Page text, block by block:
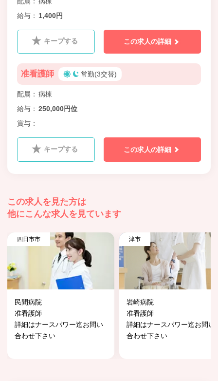
給与
1,400円
キープする この求人の詳細
准看護師 常勤(3交替)
配属
病棟
給与
250,000円位
賞与
キープする この求人の詳細
この求人を見た方は
他にこんな求人を見ています
四日市市
民間病院
准看護師
詳細はナースパワー迄お問い
合わせ下さい
津市
岩崎病院
准看護師
詳細はナースパワー迄お問い
合わせ下さい